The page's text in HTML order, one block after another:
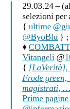
29.03.24 –
selezioni per
{ ultime
@ByoBlu } ;
♦
Vitangeli @
{ [LaVerità],
Frode green,
magistrati, …
Prime